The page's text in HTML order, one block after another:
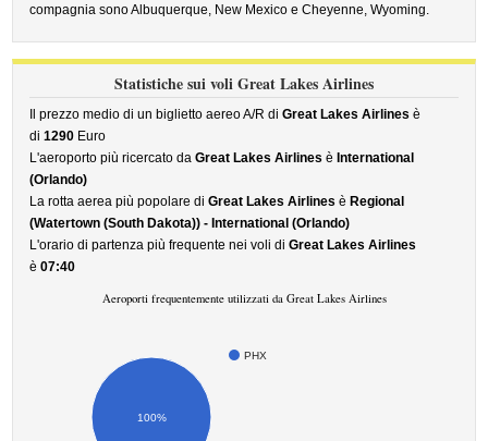
compagnia sono Albuquerque, New Mexico e Cheyenne, Wyoming.
Statistiche sui voli Great Lakes Airlines
Il prezzo medio di un biglietto aereo A/R diGreat Lakes Airlines è
di1290 Euro
L'aeroporto più ricercato daGreat Lakes Airlines è International
(Orlando)
La rotta aerea più popolare diGreat Lakes Airlines è Regional
(Watertown (South Dakota)) - International (Orlando)
L'orario di partenza più frequente nei voli diGreat Lakes Airlines
è07:40
Aeroporti frequentemente utilizzati da Great Lakes Airlines
PHX
100%